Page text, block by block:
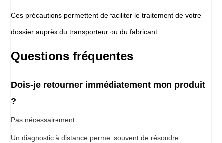
Ces précautions permettent de faciliter le traitement de votre
dossier auprès du transporteur ou du fabricant.
Questions fréquentes
Dois-je retourner immédiatement mon produit
?
Pas nécessairement.
Un diagnostic à distance permet souvent de résoudre